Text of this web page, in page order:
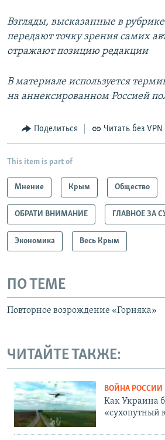
Взгляды, высказанные в
передают точку зрения самих
отражают позицию редакции
В материале используется
на аннексированном Россией
Поделиться Читать без VPN
This item is part of
Мнение Крым Общество
ОБРАТИ ВНИМАНИЕ ГЛАВНОЕ ЗА
Экономика Весь Крым
ПО ТЕМЕ
Повторное возрождение «Горняка»
ЧИТАЙТЕ ТАКЖЕ:
ВОЙНА РОССИИ
Как Украина
«сухопутный